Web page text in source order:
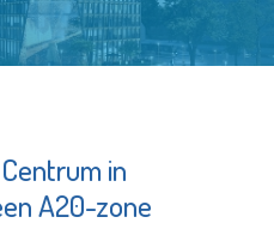
in
A20-zone